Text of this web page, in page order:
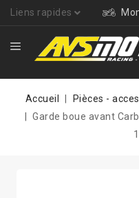
Liens rapides
Accueil Pièces -
Garde boue avant